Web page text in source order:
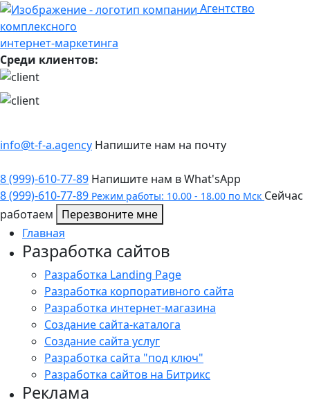
Агентство
комплексного
интернет-маркетинга
Среди клиентов:
info@t-f-a.agency Напишите нам на почту
8 (999)-610-77-89 Напишите нам в What'sApp
8 (999)-610-77-89 Режим работы: 10.00 - 18.00 по Мск Сейчас
работаем
Перезвоните мне
Главная
Разработка сайтов
Разработка Landing Page
Разработка корпоративного сайта
Разработка интернет-магазина
Создание сайта-каталога
Создание сайта услуг
Разработка сайта "под ключ"
Разработка сайтов на Битрикс
Реклама